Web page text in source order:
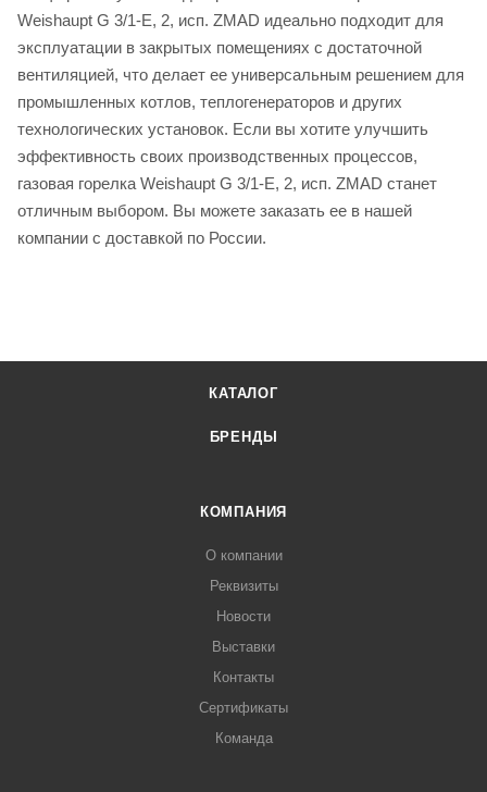
Weishaupt G 3/1-E, 2, исп. ZMAD идеально подходит для
эксплуатации в закрытых помещениях с достаточной
вентиляцией, что делает ее универсальным решением для
промышленных котлов, теплогенераторов и других
технологических установок. Если вы хотите улучшить
эффективность своих производственных процессов,
газовая горелка Weishaupt G 3/1-E, 2, исп. ZMAD станет
отличным выбором. Вы можете заказать ее в нашей
компании с доставкой по России.
КАТАЛОГ
БРЕНДЫ
КОМПАНИЯ
О компании
Реквизиты
Новости
Выставки
Контакты
Сертификаты
Команда